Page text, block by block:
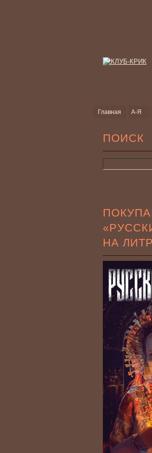
Главная А-Я
ПОИСК
НА